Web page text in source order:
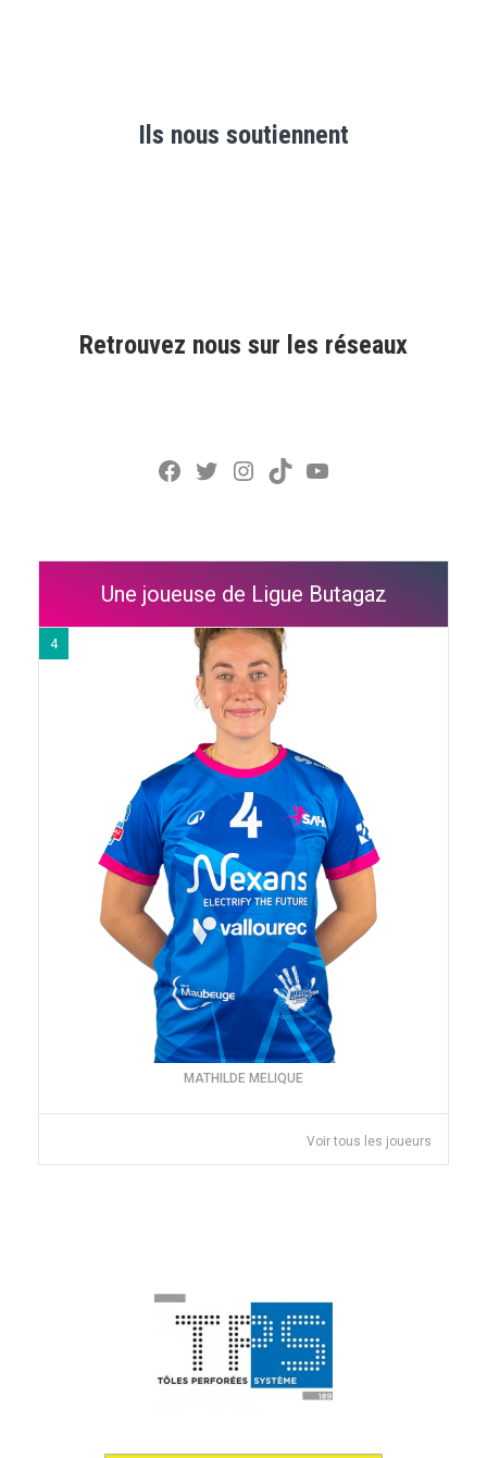
Ils nous soutiennent
Retrouvez nous sur les réseaux
Facebook
Twitter
Instagram
TikTokYouTube
Une joueuse de Ligue Butagaz
4
MATHILDE MELIQUE
Voir tous les joueurs